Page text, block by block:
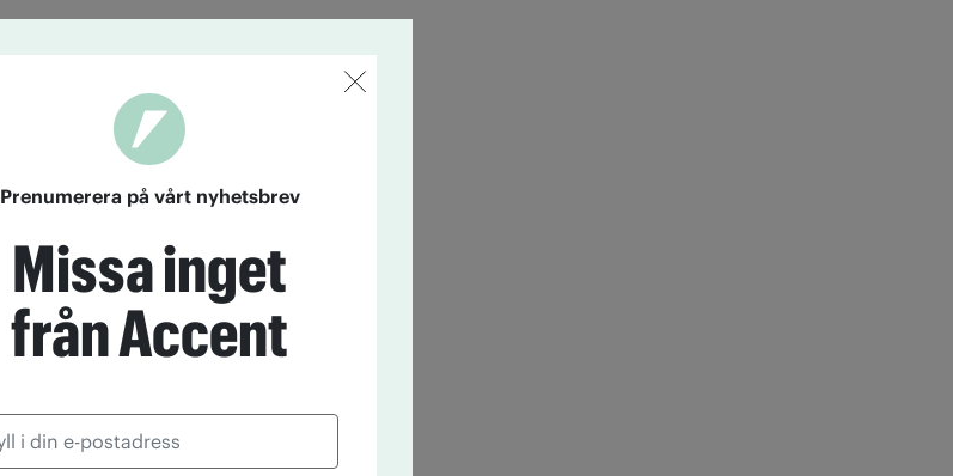
Prenumerera på vårt nyhetsbrev
Missa inget
från Accent